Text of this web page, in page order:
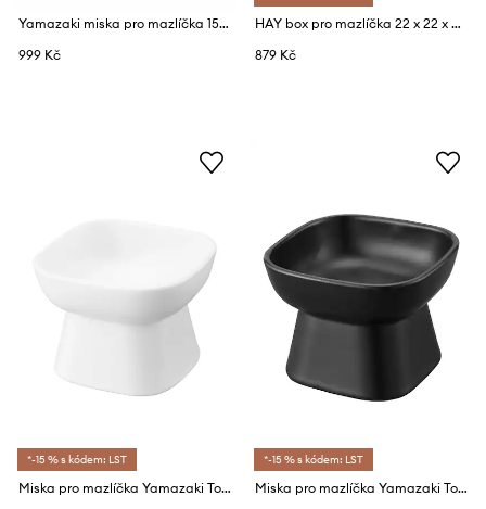
Yamazaki miska pro mazlíčka 15 x 15,5 x 17,6 cm
999 Kč
HAY box pro mazlíčka 22 x 22 x 22 cm
879 Kč
*-15 % s kódem: LST
Miska pro mazlíčka Yamazaki Tower 200 ml
*-15 % s kódem: LST
Miska pro mazlíčka Yamazaki Tower 200 ml